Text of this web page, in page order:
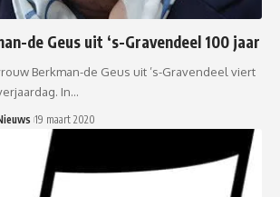
de Geus uit ‘s-Gravendeel 100 jaar
Berkman-de Geus uit ’s-Gravendeel viert
In…
19 maart 2020